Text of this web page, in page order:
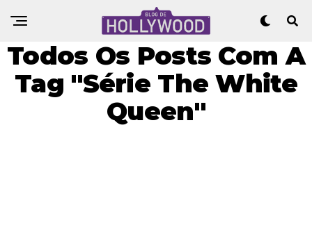
Todos Os Posts Com A
Tag "Série The White
Queen"